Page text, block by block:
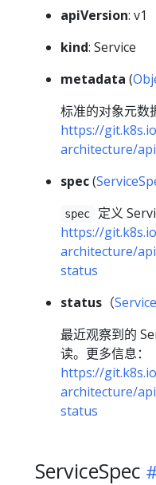
apiVersion: v1
kind: Service
metadata (
标准的对象元数
https://
architecture/
spec(
spec
定义
https://
architecture/
status
status （
最近观察到的
读。更多信息：
https://
architecture/
status
ServiceSpec